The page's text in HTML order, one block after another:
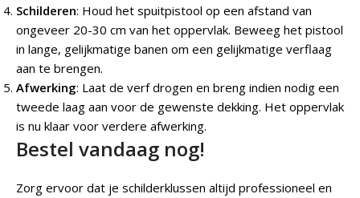
Schilderen: Houd het spuitpistool op een afstand van
ongeveer 20-30 cm van het oppervlak. Beweeg het pistool
in lange, gelijkmatige banen om een gelijkmatige verflaag
aan te brengen.
Afwerking: Laat de verf drogen en breng indien nodig een
tweede laag aan voor de gewenste dekking. Het oppervlak
is nu klaar voor verdere afwerking.
Bestel vandaag nog!
Zorg ervoor dat je schilderklussen altijd professioneel en